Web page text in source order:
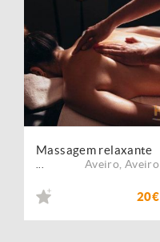
Massagem relaxante
Aveiro Aveiro
20€